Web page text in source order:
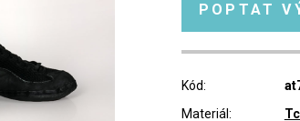
POPTAT
Kód:
Materiál: